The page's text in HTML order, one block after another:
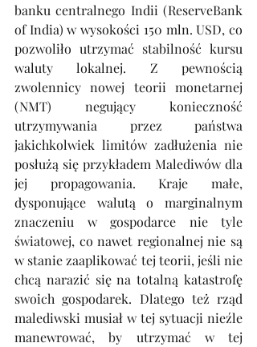
banku centralnego Indii (ReserveBank
of India) w wysokości 150 mln. USD, co
pozwoliło utrzymać stabilność kursu
waluty lokalnej. Z pewnością
zwolennicy nowej teorii monetarnej
(NMT) negujący konieczność
utrzymywania przez państwa
jakichkolwiek limitów zadłużenia nie
posłużą się przykładem Malediwów dla
jej propagowania. Kraje małe,
dysponujące walutą o marginalnym
znaczeniu w gospodarce nie tyle
światowej, co nawet regionalnej nie są
w stanie zaaplikować tej teorii, jeśli nie
chcą narazić się na totalną katastrofę
swoich gospodarek. Dlatego też rząd
malediwski musiał w tej sytuacji nieźle
manewrować, by utrzymać w tej